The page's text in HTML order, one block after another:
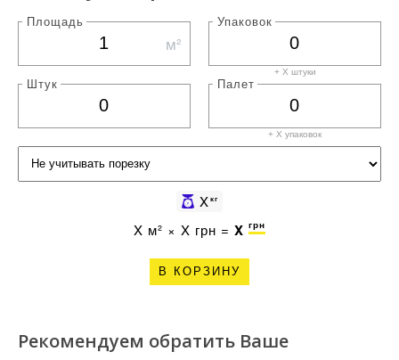
Площадь
м²
Упаковок
+ X штуки
Штук Палет
+ X упаковок
Xкг
X м² × X грн = X грн
В КОРЗИНУ
Рекомендуем обратить Ваше